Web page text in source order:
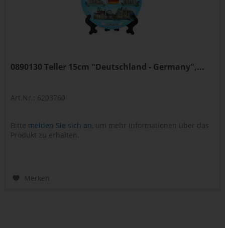
0890130 Teller 15cm "Deutschland - Germany",...
Art.Nr.: 6203760
Bitte melden Sie sich an, um mehr Informationen über das
Produkt zu erhalten.
Merken